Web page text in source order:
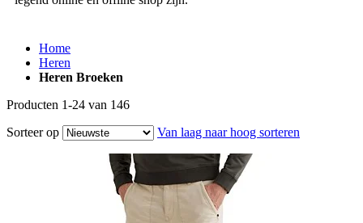
Home
Heren
Heren Broeken
Producten 1-24 van 146
Sorteer op
Van laag naar hoog sorteren